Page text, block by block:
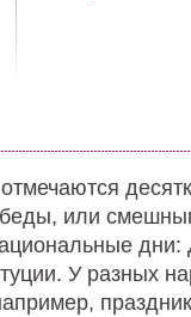
или
У разных